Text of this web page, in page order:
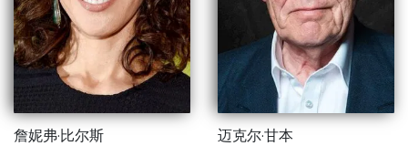
詹妮弗·比尔斯 迈克尔·甘本